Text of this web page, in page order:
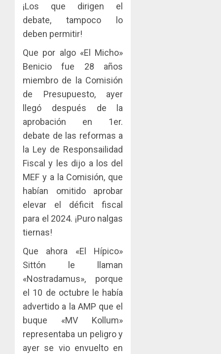
¡Los que dirigen el
debate, tampoco lo
deben permitir!
Que por algo «El Micho»
Benicio fue 28 años
miembro de la Comisión
de Presupuesto, ayer
llegó después de la
aprobación en 1er.
debate de las reformas a
la Ley de Responsailidad
Fiscal y les dijo a los del
MEF y a la Comisión, que
habían omitido aprobar
elevar el déficit fiscal
para el 2024. ¡Puro nalgas
tiernas!
Que ahora «El Hípico»
Sittón le llaman
«Nostradamus», porque
el 10 de octubre le había
advertido a la AMP que el
buque «MV Kollum»
representaba un peligro y
ayer se vio envuelto en